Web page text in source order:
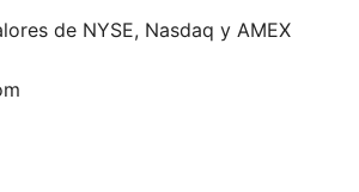
de NYSE, Nasdaq y AMEX